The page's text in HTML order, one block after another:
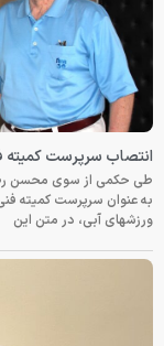
انتصاب سرپرست کمیته
طی حکمی از سوی محسن
به عنوان سرپرست کمیته
ورزشهای آبی، در متن این